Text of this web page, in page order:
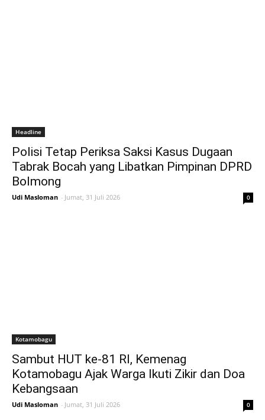
Headline
Polisi Tetap Periksa Saksi Kasus Dugaan
Tabrak Bocah yang Libatkan Pimpinan DPRD
Bolmong
Udi Masloman - Jumat, 31 Juli 2026 0
Kotamobagu
Sambut HUT ke-81 RI, Kemenag
Kotamobagu Ajak Warga Ikuti Zikir dan Doa
Kebangsaan
Udi Masloman - Jumat, 31 Juli 2026 0